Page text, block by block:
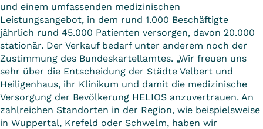
und einem umfassenden medizinischen
Leistungsangebot, in dem rund 1.000 Beschäftigte
jährlich rund 45.000 Patienten versorgen, davon 20.000
stationär. Der Verkauf bedarf unter anderem noch der
Zustimmung des Bundeskartellamtes. „Wir freuen uns
sehr über die Entscheidung der Städte Velbert und
Heiligenhaus, ihr Klinikum und damit die medizinische
Versorgung der Bevölkerung HELIOS anzuvertrauen. An
zahlreichen Standorten in der Region, wie beispielsweise
in Wuppertal, Krefeld oder Schwelm, haben wir